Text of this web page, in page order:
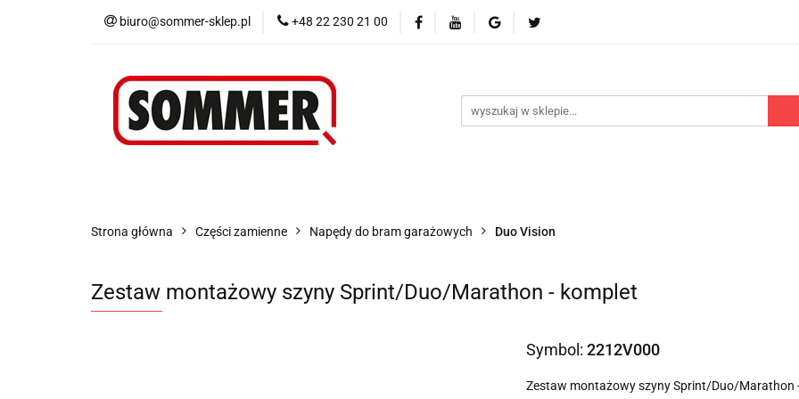
biuro@sommer-sklep.pl +48 22 230 21 00
Menu Piloty i odbiorniki Akcesoria
Blog Promocje Polecamy Nowości
Strona główna Części zamienne Napędy do bram garażowych Duo Vision
Zestaw montażowy szyny Sprint/Duo/Marathon - komplet
Symbol: 2212V000
Zestaw montażowy szyny Sprint/Duo/Marathon